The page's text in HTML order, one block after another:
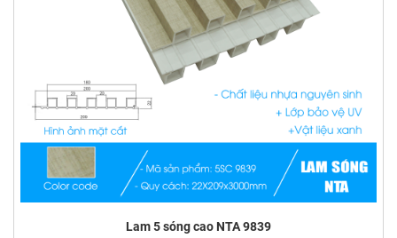
Lam 5 sóng cao NTA 9839